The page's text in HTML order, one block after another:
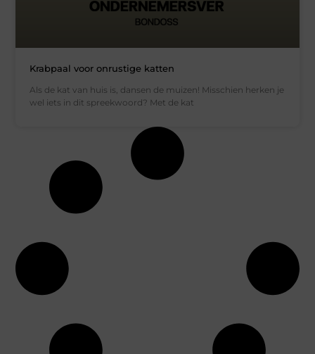
Krabpaal voor onrustige katten
Als de kat van huis is, dansen de muizen! Misschien herken je
wel iets in dit spreekwoord? Met de kat